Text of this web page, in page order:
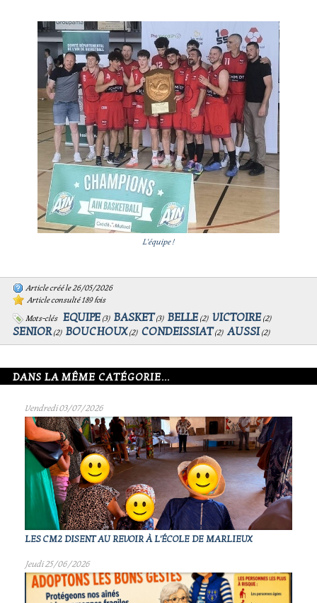
L'équipe !
Article créé le 26/05/2026
Article consulté 189 fois
Mots-clés
EQUIPE (3) BASKET (3) BELLE (2) VICTOIRE (2)
SENIOR(2) BOUCHOUX(2) CONDEISSIAT (2) AUSSI (2)
DANS LA MÊME CATÉGORIE...
Vendredi 03/07/2026
LES CM2 DISENT AU REVOIR À L'ÉCOLE DE MARLIEUX
Jeudi 25/06/2026